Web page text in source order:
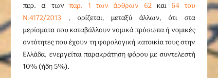
περ. α΄ τωνπαρ. 1 των άρθρων 62και 64 του
Ν.4172/2013 , ορίζεται, μεταξύ άλλων, ότι στα
μερίσματα που καταβάλλουν νομικά πρόσωπα ή νομικές
οντότητες που έχουν τη φορολογική κατοικία τους στην
Ελλάδα, ενεργείται παρακράτηση φόρου με συντελεστή
10% (ήδη 5%).